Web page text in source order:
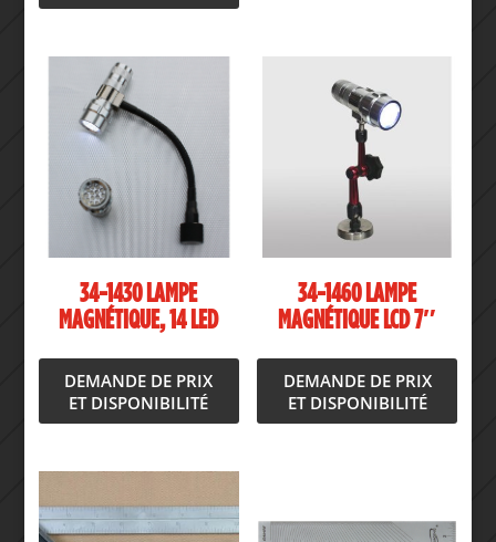
34-1430 LAMPE
MAGNÉTIQUE, 14 LED
DEMANDE DE PRIX
ET DISPONIBILITÉ
34-1460 LAMPE
MAGNÉTIQUE LCD 7″
DEMANDE DE PRIX
ET DISPONIBILITÉ